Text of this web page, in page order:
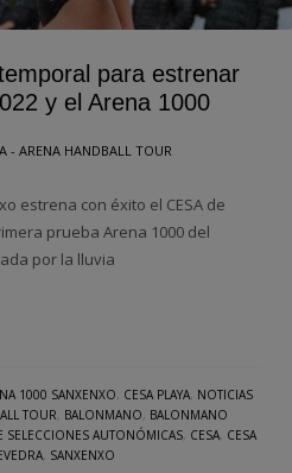
para estrenar
y el Arena 1000
- ARENA HANDBALL TOUR
estrena con éxito el CESA de
prueba Arena 1000 del
por la lluvia
1000 SANXENXO, CESA PLAYA, NOTICIAS
TOUR, BALONMANO, BALONMANO
SELECCIONES AUTONÓMICAS, CESA, CESA
, SANXENXO